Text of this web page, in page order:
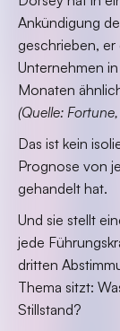
Ankündigung
geschrieben, er
Unternehmen
Monaten
(Quelle:
Das ist kein
Prognose von
gehandelt hat.
Und sie stellt
jede
dritten
Thema sitzt:
Stillstand?